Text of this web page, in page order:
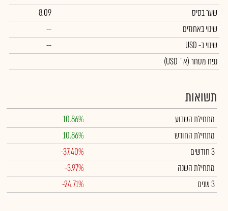
שער בסיס
8.09
שינוי באחוזים
--
שינויב- USD
--
נפח מסחר(א` USD)
תשואות
מתחילת השבוע
10.86%
מתחילת החודש
10.86%
3 חודשים
-37.40%
מתחילת השנה
-3.97%
3 שנים
-24.71%